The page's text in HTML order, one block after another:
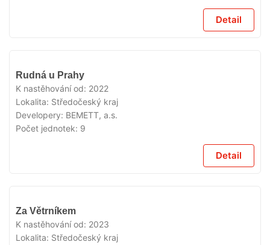
Detail
Rudná u Prahy
K nastěhování od: 2022
Lokalita: Středočeský kraj
Developery: BEMETT, a.s.
Počet jednotek: 9
Detail
Za Větrníkem
K nastěhování od: 2023
Lokalita: Středočeský kraj